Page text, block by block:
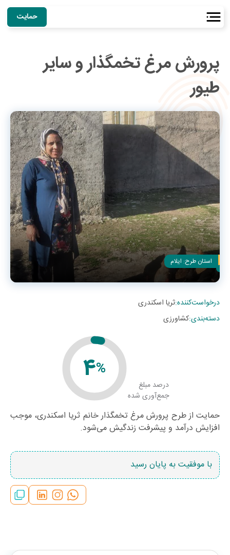
حمایت
پرورش مرغ تخمگذار و سایر
طیور
استان طرح: ایلام
درخواست‌کننده:ثریا اسکندری
دسته‌بندی:کشاورزی
درصد مبلغ
جمع‌آوری شده
%
4
حمایت از طرح پرورش مرغ تخمگذار خانم ثریا اسکندری، موجب
افزایش درآمد و پیشرفت زندگیش می‌شود.
با موفقیت به پایان رسید